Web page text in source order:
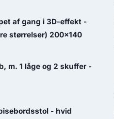
af gang i 3D-effekt -
størrelser) 200x140
m. 1 låge og 2 skuffer -
- hvid